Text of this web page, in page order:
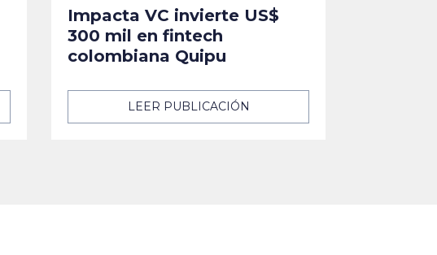
Impacta VC invierte US$
300 mil en fintech
colombiana Quipu
LEER PUBLICACIÓN